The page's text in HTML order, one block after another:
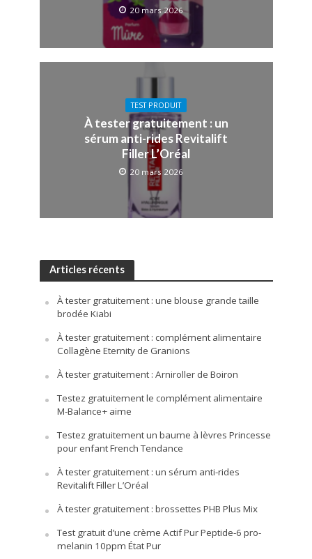
20 mars 2026
TEST PRODUIT
À tester gratuitement : un
sérum anti-rides Revitalift
Filler L’Oréal
20 mars 2026
Articles récents
À tester gratuitement : une blouse grande taille
brodée Kiabi
À tester gratuitement : complément alimentaire
Collagène Eternity de Granions
À tester gratuitement : Arniroller de Boiron
Testez gratuitement le complément alimentaire
M-Balance+ aime
Testez gratuitement un baume à lèvres Princesse
pour enfant French Tendance
À tester gratuitement : un sérum anti-rides
Revitalift Filler L’Oréal
À tester gratuitement : brossettes PHB Plus Mix
Test gratuit d’une crème Actif Pur Peptide-6 pro-
melanin 10ppm État Pur